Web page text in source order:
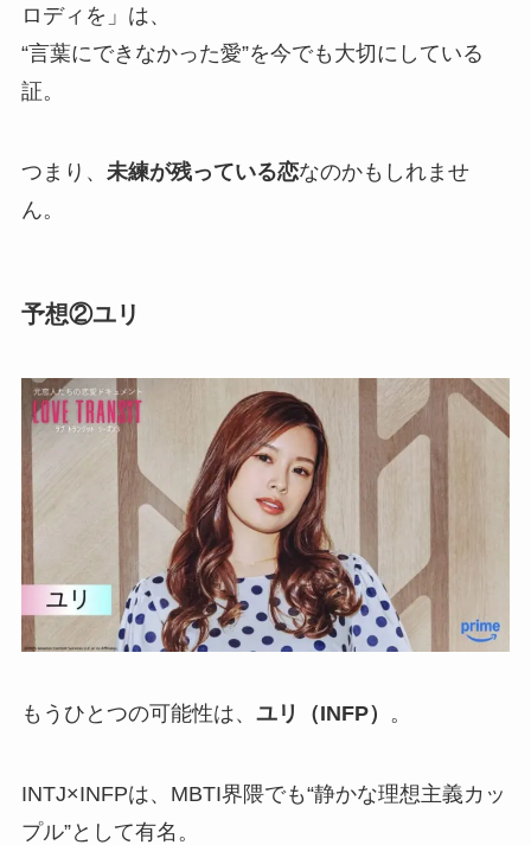
ロディを」は、
“言葉にできなかった愛”を今でも大切にしている
証。
つまり、 未練が残っている恋なのかもしれませ
ん。
予想②ユリ
もうひとつの可能性は、 ユリ（INFP） 。
INTJ×INFPは、MBTI界隈でも“静かな理想主義カッ
プル”として有名。